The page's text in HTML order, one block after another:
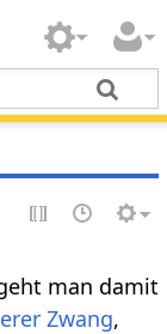
man damit
Zwang,